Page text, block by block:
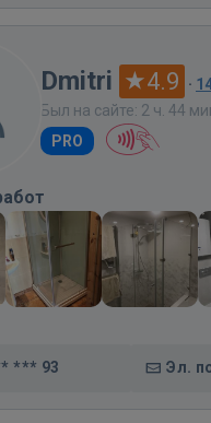
Dmitri 4.9 ·
Был на сайте: 2 ч. 44
PRO
*** 93 Эл.